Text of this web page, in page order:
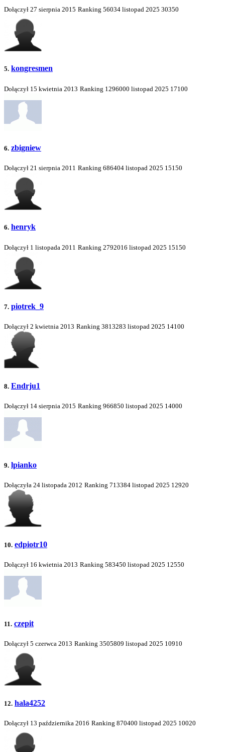
Dołączył 27 sierpnia 2015 Ranking 56034 listopad 2025 30350
5. kongresmen
Dołączył 15 kwietnia 2013 Ranking 1296000 listopad 2025 17100
6. zbigniew
Dołączył 21 sierpnia 2011 Ranking 686404 listopad 2025 15150
6. henryk
Dołączył 1 listopada 2011 Ranking 2792016 listopad 2025 15150
7. piotrek_9
Dołączył 2 kwietnia 2013 Ranking 3813283 listopad 2025 14100
8. Endrju1
Dołączył 14 sierpnia 2015 Ranking 966850 listopad 2025 14000
9. lpianko
Dołączyła 24 listopada 2012 Ranking 713384 listopad 2025 12920
10. edpiotr10
Dołączył 16 kwietnia 2013 Ranking 583450 listopad 2025 12550
11. czepit
Dołączył 5 czerwca 2013 Ranking 3505809 listopad 2025 10910
12. hala4252
Dołączył 13 października 2016 Ranking 870400 listopad 2025 10020